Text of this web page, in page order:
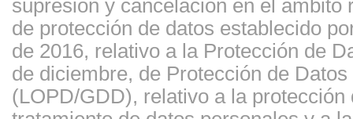
supresión y cancelación en el
de protección de datos establecido
de 2016, relativo a la Protección de
de diciembre, de Protección de
(LOPD/GDD), relativo a la